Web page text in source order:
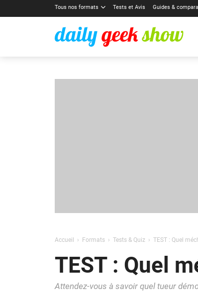
Tous nos formats Tests et Avis Guides &
Accueil Formats Tests & Quiz TEST : Quel
TEST : Quel
Attendez-vous à savoir quel tueur